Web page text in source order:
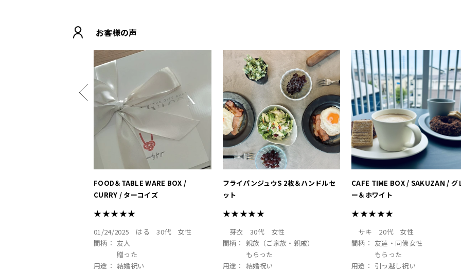
お客様の声
FOOD＆TABLE WARE BOX /
CURRY / ターコイズ
★★★★★
01/24/2025 はる 30代
女性
間柄： 友人
贈った
用途： 結婚祝い
フライパンジュウS 2枚＆ハンドルセ
ット
★★★★★
芽衣 30代
女性
間柄： 親族（ご家族・親戚）
もらった
用途：
結婚祝い
CAFE TIME BOX / SAKUZAN / グ
ー＆ホワイト
★★★★★
サキ 20代
女性
間柄： 友達・同僚女性
もらった
用途： 引っ越し祝い